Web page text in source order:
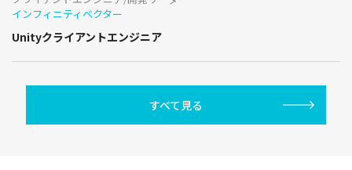
インフィニティベクター
Unityクライアントエンジニア
すべて見る